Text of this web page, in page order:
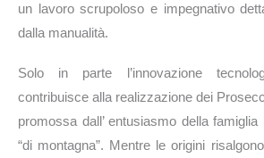
un lavoro scrupoloso e impegnativo
dalla manualità.
Solo in parte l’innovazione
contribuisce alla realizzazione dei
promossa dall’ entusiasmo della
“di montagna”. Mentre le origini